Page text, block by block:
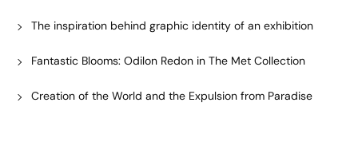
The inspiration behind graphic identity of an exhibition
Fantastic Blooms: Odilon Redon in The Met Collection
Creation of the World and the Expulsion from Paradise